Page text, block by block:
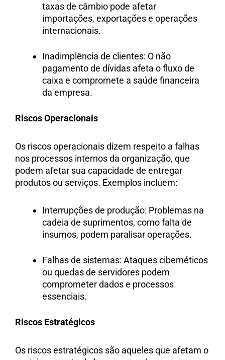
taxas de câmbio pode afetar
importações, exportações e operações
internacionais.
Inadimplência de clientes: O não
pagamento de dívidas afeta o fluxo de
caixa e compromete a saúde financeira
da empresa.
Riscos Operacionais
Os riscos operacionais dizem respeito a falhas
nos processos internos da organização, que
podem afetar sua capacidade de entregar
produtos ou serviços. Exemplos incluem:
Interrupções de produção: Problemas na
cadeia de suprimentos, como falta de
insumos, podem paralisar operações.
Falhas de sistemas: Ataques cibernéticos
ou quedas de servidores podem
comprometer dados e processos
essenciais.
Riscos Estratégicos
Os riscos estratégicos são aqueles que afetam o